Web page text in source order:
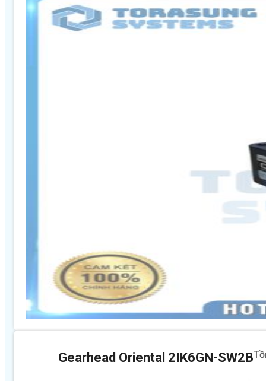
Gearhead Oriental 2IK6GN-SW2B